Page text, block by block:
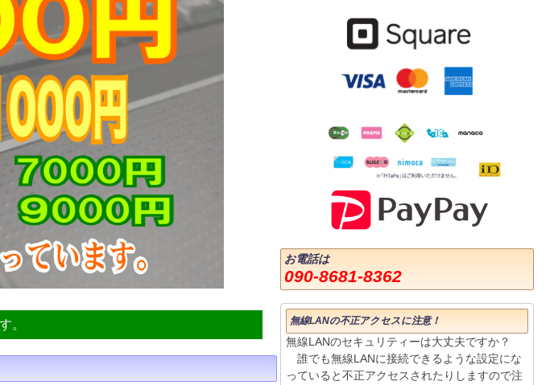
。
お電話は
090-8681-8362
無線LANの不正アクセスに注意！
無線LANのセキュリティーは大丈夫ですか？
誰でも無線LANに接続できるような設定にな
っていると不正アクセスされたりしますので注